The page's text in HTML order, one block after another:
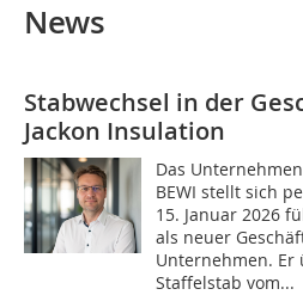
News
Stabwechsel in der
Jackon Insulation
Das
BEWI stellt sich
15. Januar 2026
als neuer
Unternehmen.
Staffelstab vom...